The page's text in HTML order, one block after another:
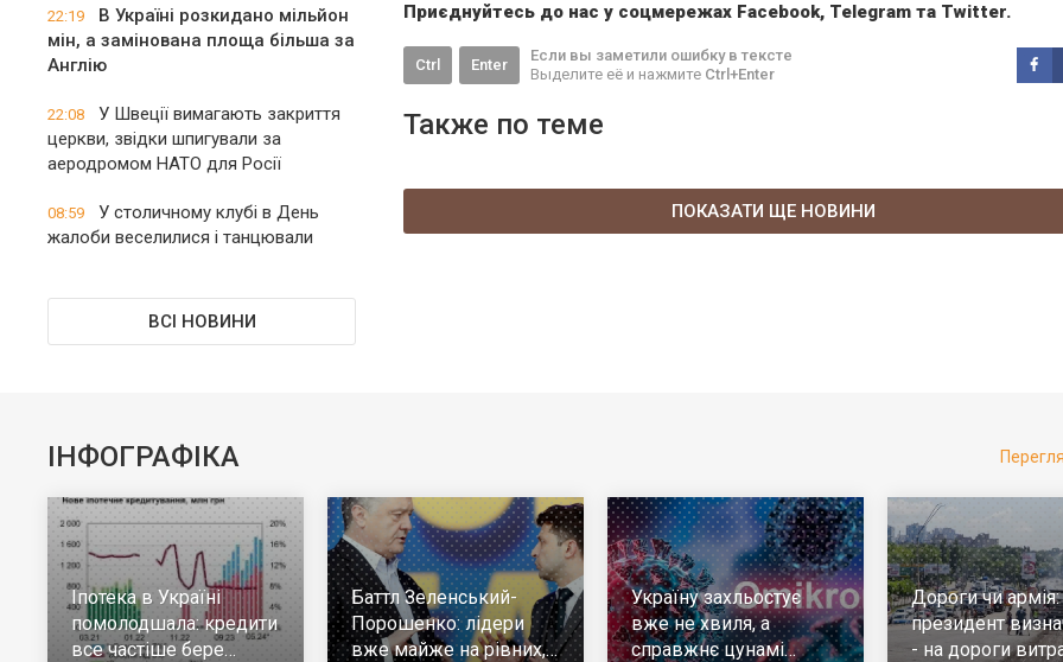
22:19
В Україні розкидано мільйон
мін, а замінована площа більша за
Англію
22:08
У Швеції вимагають закриття
церкви, звідки шпигували за
аеродромом НАТО для Росії
08:59
У столичному клубі в День
жалоби веселилися і танцювали
ВСІ НОВИНИ
Приєднуйтесь до нас у соцмережах Facebook, Telegram та Twitter.
Ctrl Enter
Если вы заметили ошибку в тексте
Выделите её и нажмите Ctrl+Enter
Также по теме
ПОКАЗАТИ ЩЕ НОВИНИ
ІНФОГРАФІКА
Іпотека в Україні
помолодшала: кредити
все частіше бере
Баттл Зеленський-
Порошенко: лідери
вже майже на рівних,
Україну захльостує
вже не хвиля, а
справжнє цунамі
Дороги чи армія:
президент
- на дороги